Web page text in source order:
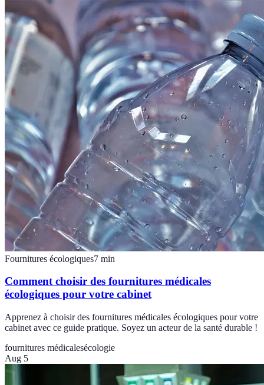
Fournitures écologiques7 min
Comment choisir des fournitures médicales
écologiques pour votre cabinet
Apprenez à choisir des fournitures médicales écologiques pour votre
cabinet avec ce guide pratique. Soyez un acteur de la santé durable !
fournitures médicalesécologie
Aug 5